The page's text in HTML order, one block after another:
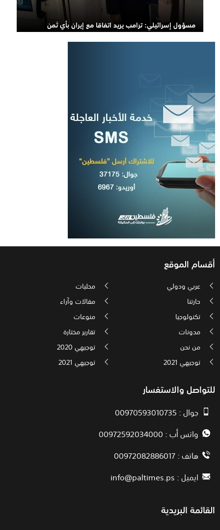
مسؤول إسرائيلي: ترامب يريد اتفاقا مع إيران بأي ثمن
أقسام الموقع
عربي ودولي
محليات
حارتنا
مقالات وآراء
تكنولوجيا
منوعات
مدونات
تقارير مختارة
من نحن
توجيهي 2020
توجيهي 2021
توجيهي 2021
للتواصل والاستفسار
جوال : 00970593010735
واتس أب : 00972592034000
هاتف : 00972082886017
ايميل :info@paltimes.ps
القائمة البريدية